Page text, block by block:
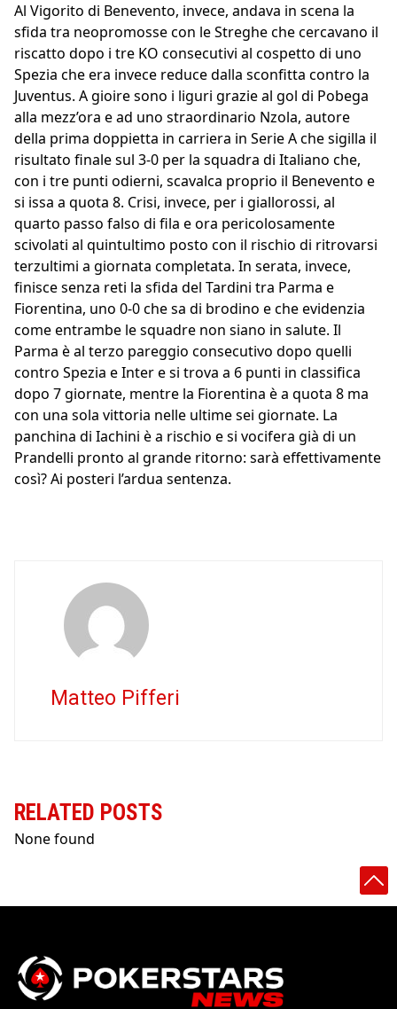
Al Vigorito di Benevento, invece, andava in scena la
sfida tra neopromosse con le Streghe che cercavano il
riscatto dopo i tre KO consecutivi al cospetto di uno
Spezia che era invece reduce dalla sconfitta contro la
Juventus. A gioire sono i liguri grazie al gol di Pobega
alla mezz’ora e ad uno straordinario Nzola, autore
della prima doppietta in carriera in Serie A che sigilla il
risultato finale sul 3-0 per la squadra di Italiano che,
con i tre punti odierni, scavalca proprio il Benevento e
si issa a quota 8. Crisi, invece, per i giallorossi, al
quarto passo falso di fila e ora pericolosamente
scivolati al quintultimo posto con il rischio di ritrovarsi
terzultimi a giornata completata. In serata, invece,
finisce senza reti la sfida del Tardini tra Parma e
Fiorentina, uno 0-0 che sa di brodino e che evidenzia
come entrambe le squadre non siano in salute. Il
Parma è al terzo pareggio consecutivo dopo quelli
contro Spezia e Inter e si trova a 6 punti in classifica
dopo 7 giornate, mentre la Fiorentina è a quota 8 ma
con una sola vittoria nelle ultime sei giornate. La
panchina di Iachini è a rischio e si vocifera già di un
Prandelli pronto al grande ritorno: sarà effettivamente
così? Ai posteri l’ardua sentenza.
Matteo Pifferi
RELATED POSTS
None found